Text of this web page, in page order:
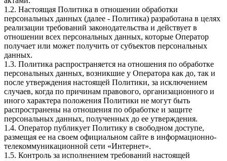
1.2. Настоящая Политика в отношении обработки
персональных данных (далее - Политика) разработана в целях
реализации требований законодательства и действует в
отношении всех персональных данных, которые Оператор
получает или может получить от субъектов персональных
данных.
1.3. Политика распространяется на отношения по обработке
персональных данных, возникшие у Оператора как до, так и
после утверждения настоящей Политики, за исключением
случаев, когда по причинам правового, организационного и
иного характера положения Политики не могут быть
распространены на отношения по обработке и защите
персональных данных, полученных до ее утверждения.
1.4. Оператор публикует Политику в свободном доступе,
размещая ее на своем официальном сайте в информационно-
телекоммуникационной сети «Интернет».
1.5. Контроль за исполнением требований настоящей